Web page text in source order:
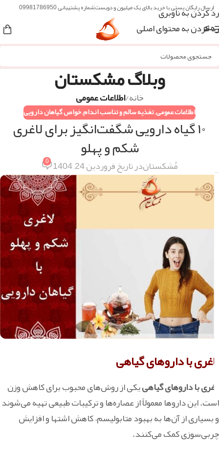
رد کردن به ناوبری
رد کردن به محتوای اصلی
ارسال رایگان پستی با خرید بالای یک میلیون و دویستشماره پشتیبانی 09981786950
منو
وبلاگ مشکستان
خانه/اطلاعات عمومی
اطلاعات عمومی,تغذیه سالم و تناسب اندام,خواص گیاهان دارویی
۱۰ گیاه دارویی شگفت‌انگیز برای لاغری
شکم و پهلو
مُشکستاندر تاریخ فروردین 24, 1404 0
لاغری با داروهای گیاهی
لاغری با داروهای گیاهییکی از روش‌های محبوب برای کاهش وزن
است. این داروها معمولاً از عصاره‌ها و ترکیبات طبیعی تهیه می‌شوند
و بسیاری از آن‌ها به بهبود متابولیسم، کاهش اشتها و افزایش
چربی‌سوزی کمک می‌کنند.